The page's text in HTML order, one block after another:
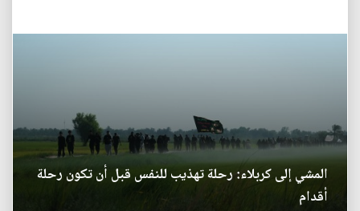
المشي إلى كربلاء: رحلة تهذيب للنفس قبل أن تكون رحلة
أقدام